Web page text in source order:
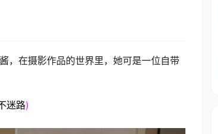
，在摄影作品的世界里，她可是一位自带
迷路)